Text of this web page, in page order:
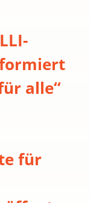
alle“
für